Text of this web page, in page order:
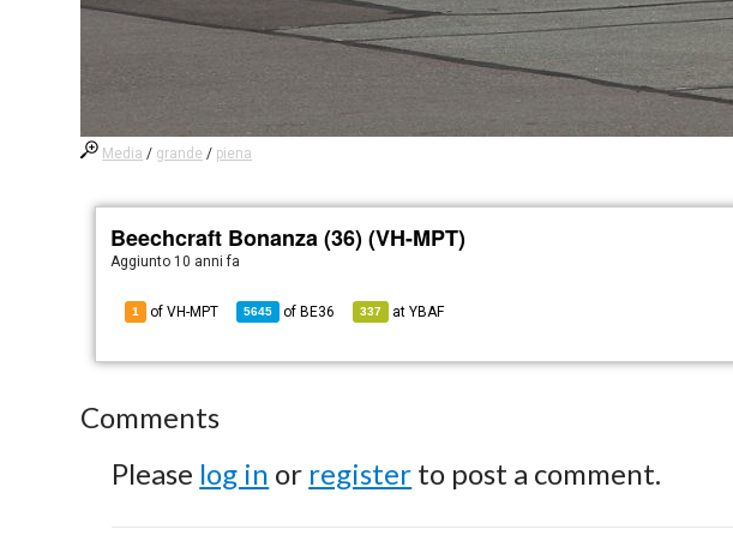
Media / grande / piena
Beechcraft Bonanza (36) (VH-MPT)
Aggiunto 10 anni fa
1 of VH-MPT 5645 of BE36 337 atYBAF
Comments
Please log in or register to post a comment.